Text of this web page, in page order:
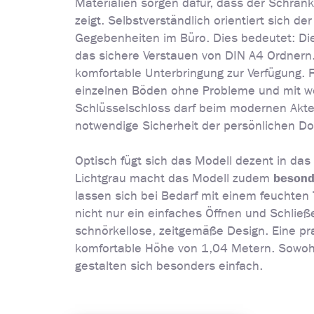
Materialien sorgen dafür, dass der
zeigt. Selbstverständlich orientiert sich
Gegebenheiten im Büro. Dies bedeutet:
das sichere Verstauen von DIN A4
komfortable Unterbringung zur
einzelnen Böden ohne Probleme und mit
Schlüsselschloss darf beim modernen
notwendige Sicherheit der persönlichen
Optisch fügt sich das Modell dezent in
Lichtgrau macht das Modell zudem
lassen sich bei Bedarf mit einem feuchten
nicht nur ein einfaches Öffnen und
schnörkellose, zeitgemäße Design. Eine
komfortable Höhe von 1,04 Metern.
gestalten sich besonders einfach.